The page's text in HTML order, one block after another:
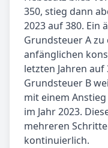
350, stieg dann
2023 auf 380. Ein
Grundsteuer A
anfänglichen
letzten Jahren auf
Grundsteuer B
mit einem Anstieg
im Jahr 2023.
mehreren
kontinuierlich.